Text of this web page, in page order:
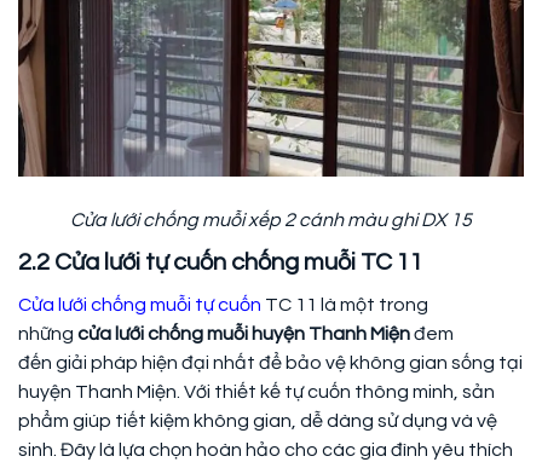
Cửa lưới chống muỗi xếp 2 cánh màu ghi DX 15
2.2 Cửa lưới tự cuốn chống muỗi TC 11
Cửa lưới chống muỗi tự cuốn TC 11 là một trong
những cửa lưới chống muỗi huyện Thanh Miệnđem
đến giải pháp hiện đại nhất để bảo vệ không gian sống tại
huyện Thanh Miện. Với thiết kế tự cuốn thông minh, sản
phẩm giúp tiết kiệm không gian, dễ dàng sử dụng và vệ
sinh. Đây là lựa chọn hoàn hảo cho các gia đình yêu thích